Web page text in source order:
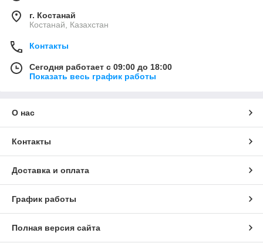
г. Костанай
Костанай, Казахстан
Контакты
Сегодня работает с 09:00 до 18:00
Показать весь график работы
О нас
Контакты
Доставка и оплата
График работы
Полная версия сайта